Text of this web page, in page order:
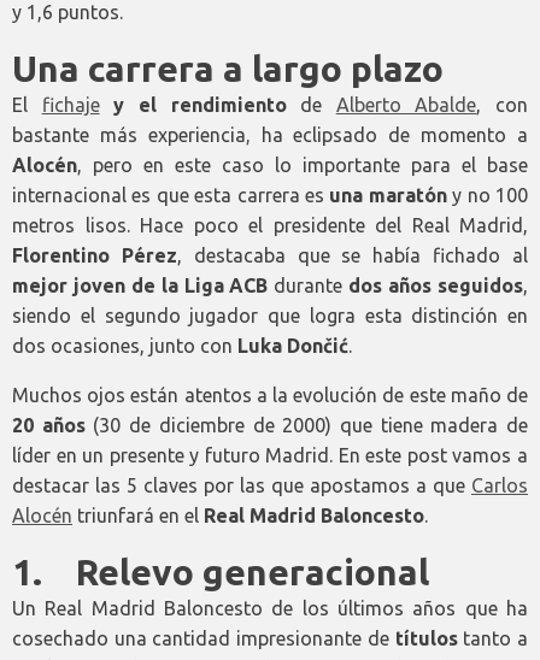
y 1,6 puntos.
Una carrera a largo plazo
El fichajey el rendimientode Alberto Abalde, con
bastante más experiencia, ha eclipsado de momento a
Alocén, pero en este caso lo importante para el base
internacional es que esta carrera es una maratóny no 100
metros lisos. Hace poco el presidente del Real Madrid,
Florentino Pérez, destacaba que se había fichado al
mejor joven de la Liga ACB durante dos años seguidos,
siendo el segundo jugador que logra esta distinción en
dos ocasiones, junto con Luka Dončić.
Muchos ojos están atentos a la evolución de este maño de
20 años(30 de diciembre de 2000) que tiene madera de
líder en un presente y futuro Madrid. En este post vamos a
destacar las 5 claves por las que apostamos a que Carlos
Alocén triunfará en el Real Madrid Baloncesto.
1. Relevo generacional
Un Real Madrid Baloncesto de los últimos años que ha
cosechado una cantidad impresionante de títulostanto a